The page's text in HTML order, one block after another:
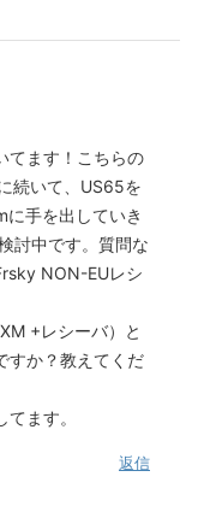
てます！こちらの
続いて、US65を
手を出していき
討中です。質問な
NON-EUレシ
+レシーバ）と
すか？教えてくだ
ます。
返信